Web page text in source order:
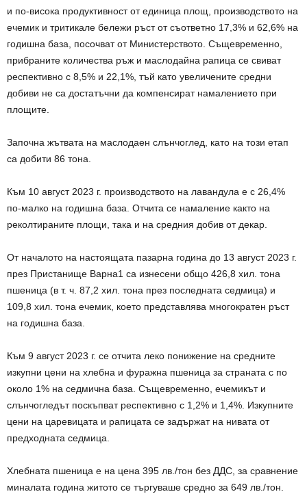
и по-висока продуктивност от единица площ, производството на
ечемик и тритикале бележи ръст от съответно 17,3% и 62,6% на
годишна база, посочват от Министерството. Същевременно,
прибраните количества ръж и маслодайна рапица се свиват
респективно с 8,5% и 22,1%, тъй като увеличените средни
добиви не са достатъчни да компенсират намалението при
площите.
Започна жътвата на маслодаен слънчоглед, като на този етап
са добити 86 тона.
Към 10 август 2023 г. производството на лавандула е с 26,4%
по-малко на годишна база. Отчита се намаление както на
реколтираните площи, така и на средния добив от декар.
От началото на настоящата пазарна година до 13 август 2023 г.
през Пристанище Варна1 са изнесени общо 426,8 хил. тона
пшеница (в т. ч. 87,2 хил. тона през последната седмица) и
109,8 хил. тона ечемик, което представлява многократен ръст
на годишна база.
Към 9 август 2023 г. се отчита леко понижение на средните
изкупни цени на хлебна и фуражна пшеница за страната с по
около 1% на седмична база. Същевременно, ечемикът и
слънчогледът поскъпват респективно с 1,2% и 1,4%. Изкупните
цени на царевицата и рапицата се задържат на нивата от
предходната седмица.
Хлебната пшеница е на цена 395 лв./тон без ДДС, за сравнение
миналата година житото се търгуваше средно за 649 лв./тон.